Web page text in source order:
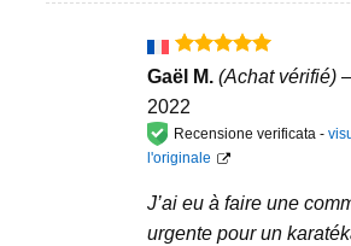
Valutato5
Gaël M.(Achat vérifié) –
2022
Recensione verificata -
l'originale
J’ai eu à faire une
urgente pour un